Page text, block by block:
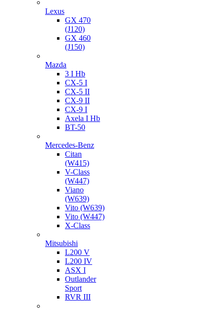
Lexus
GX 470
(J120)
GX 460
(J150)
Mazda
3 I Hb
CX-5 I
CX-5 II
CX-9 II
CX-9 I
Axela I Hb
BT-50
Mercedes-Benz
Citan
(W415)
V-Class
(W447)
Viano
(W639)
Vito (W639)
Vito (W447)
X-Class
Mitsubishi
L200 V
L200 IV
ASX I
Outlander
Sport
RVR III